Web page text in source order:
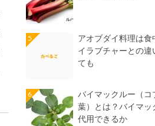
アオブダイ料理は
イラブチャーとの違
ても
バイマックルー（コ
葉）とは？バイマッ
代用できるか